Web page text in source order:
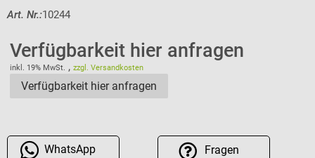
Art. Nr.:10244
Verfügbarkeit hier anfragen
inkl. 19% MwSt. ,zzgl. Versandkosten
Verfügbarkeit hier anfragen
WhatsApp Fragen